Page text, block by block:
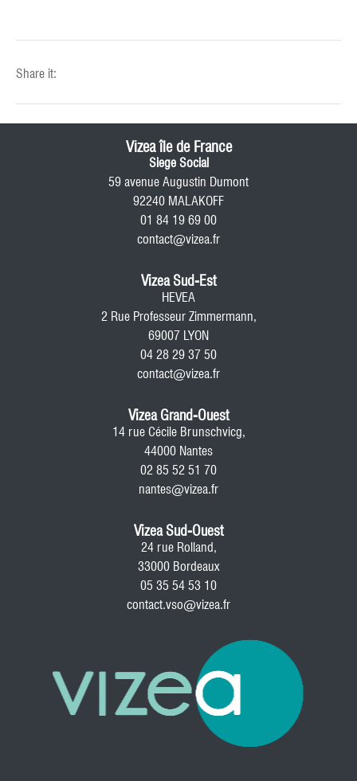
Share it:
Vizea île de France
Siege Social
59 avenue Augustin Dumont
92240 MALAKOFF
01 84 19 69 00
contact@vizea.fr
Vizea Sud-Est
HEVEA
2 Rue Professeur Zimmermann,
69007 LYON
04 28 29 37 50
contact@vizea.fr
Vizea Grand-Ouest
14 rue Cécile Brunschvicg,
44000 Nantes
02 85 52 51 70
nantes@vizea.fr
Vizea Sud-Ouest
24 rue Rolland,
33000 Bordeaux
05 35 54 53 10
contact.vso@vizea.fr